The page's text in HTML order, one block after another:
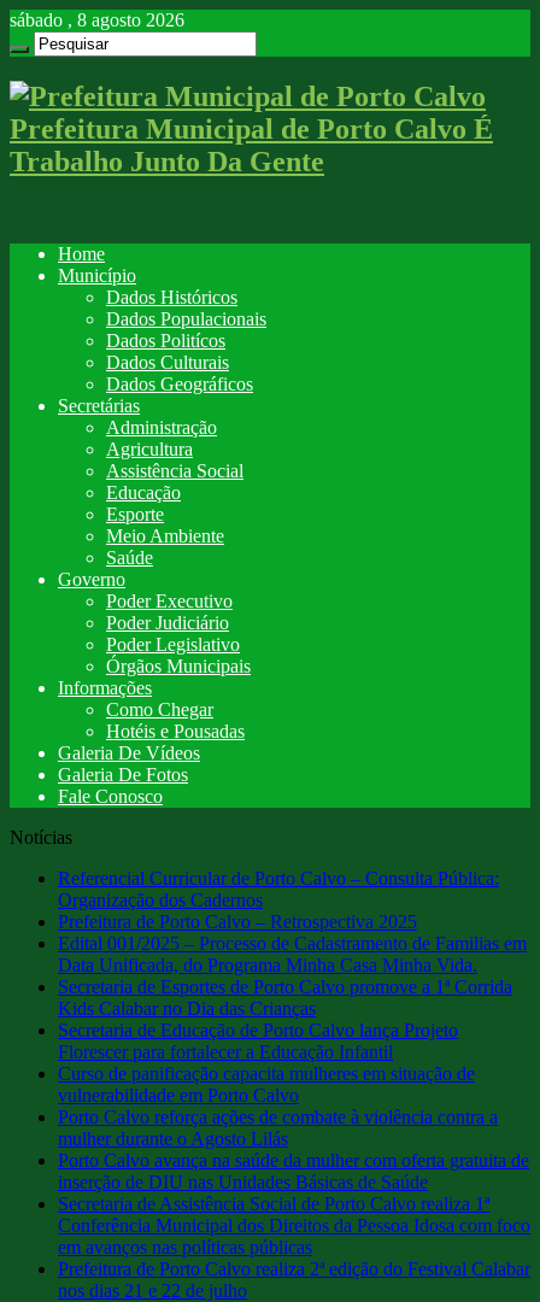
sábado , 8 agosto 2026
Prefeitura Municipal de Porto Calvo É
Trabalho Junto Da Gente
Home
Município
Dados Históricos
Dados Populacionais
Dados Politícos
Dados Culturais
Dados Geográficos
Secretárias
Administração
Agricultura
Assistência Social
Educação
Esporte
Meio Ambiente
Saúde
Governo
Poder Executivo
Poder Judiciário
Poder Legislativo
Órgãos Municipais
Informações
Como Chegar
Hotéis e Pousadas
Galeria De Vídeos
Galeria De Fotos
Fale Conosco
Notícias
Referencial Curricular de Porto Calvo – Consulta Pública:
Organização dos Cadernos
Prefeitura de Porto Calvo – Retrospectiva 2025
Edital 001/2025 – Processo de Cadastramento de Familias em
Data Unificada, do Programa Minha Casa Minha Vida.
Secretaria de Esportes de Porto Calvo promove a 1ª Corrida
Kids Calabar no Dia das Crianças
Secretaria de Educação de Porto Calvo lança Projeto
Florescer para fortalecer a Educação Infantil
Curso de panificação capacita mulheres em situação de
vulnerabilidade em Porto Calvo
Porto Calvo reforça ações de combate à violência contra a
mulher durante o Agosto Lilás
Porto Calvo avança na saúde da mulher com oferta gratuita de
inserção de DIU nas Unidades Básicas de Saúde
Secretaria de Assistência Social de Porto Calvo realiza 1ª
Conferência Municipal dos Direitos da Pessoa Idosa com foco
em avanços nas políticas públicas
Prefeitura de Porto Calvo realiza 2ª edição do Festival Calabar
nos dias 21 e 22 de julho